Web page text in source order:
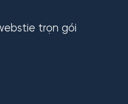
trọn gói